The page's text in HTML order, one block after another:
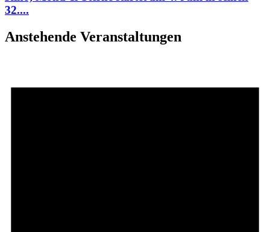
32....
Anstehende Veranstaltungen